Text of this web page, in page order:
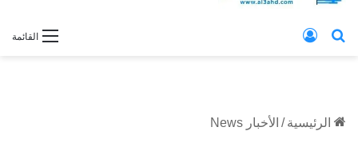
القائمة بحث عن
الرئيسية / الأخبار News